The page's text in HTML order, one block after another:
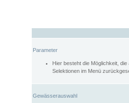
Parameter
Hier besteht die Möglichkeit,
Selektionen im Menü
Gewässerauswahl